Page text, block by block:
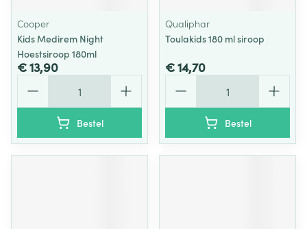
Cooper
Kids Medirem Night
Hoestsiroop 180ml
€ 13,90
Bestel
Qualiphar
Toulakids 180 ml siroop
€ 14,70
Bestel